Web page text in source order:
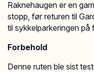
Raknehaugen er en
stopp, før returen til
til sykkelparkeringen på
Forbehold
Denne ruten ble sist